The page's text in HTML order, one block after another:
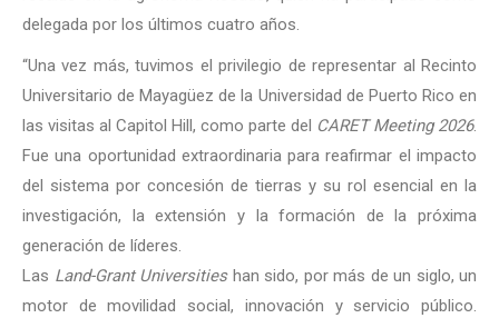
delegada por los últimos cuatro años.
“Una vez más, tuvimos el privilegio de representar al Recinto
Universitario de Mayagüez de la Universidad de Puerto Rico en
las visitas al Capitol Hill, como parte del CARET Meeting 2026.
Fue una oportunidad extraordinaria para reafirmar el impacto
del sistema por concesión de tierras y su rol esencial en la
investigación, la extensión y la formación de la próxima
generación de líderes.
Las Land-Grant Universitieshan sido, por más de un siglo, un
motor de movilidad social, innovación y servicio público.